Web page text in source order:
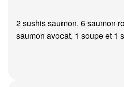
2 sushis saumon, 6 saumon
saumon avocat, 1 soupe et 1